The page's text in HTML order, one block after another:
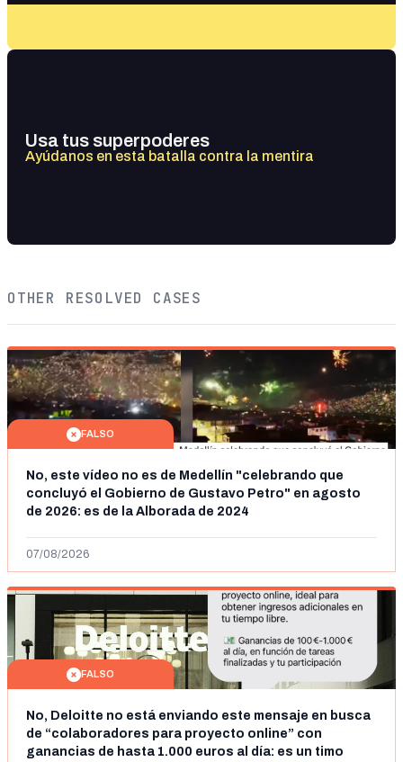
Usa tus superpoderes
Ayúdanos en esta batalla contra la mentira
OTHER RESOLVED CASES
FALSO
No, este vídeo no es de Medellín "celebrando que
concluyó el Gobierno de Gustavo Petro" en agosto
de 2026: es de la Alborada de 2024
07/08/2026
FALSO
No, Deloitte no está enviando este mensaje en busca
de “colaboradores para proyecto online” con
ganancias de hasta 1.000 euros al día: es un timo